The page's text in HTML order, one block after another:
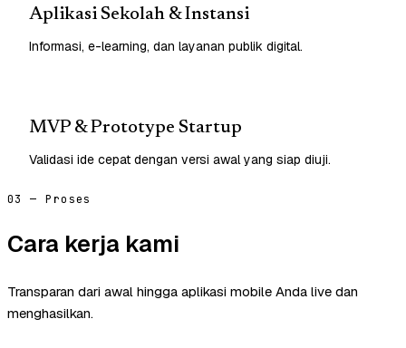
Aplikasi Sekolah & Instansi
Informasi, e-learning, dan layanan publik digital.
MVP & Prototype Startup
Validasi ide cepat dengan versi awal yang siap diuji.
03 — Proses
Cara kerja kami
Transparan dari awal hingga aplikasi mobile Anda live dan
menghasilkan.